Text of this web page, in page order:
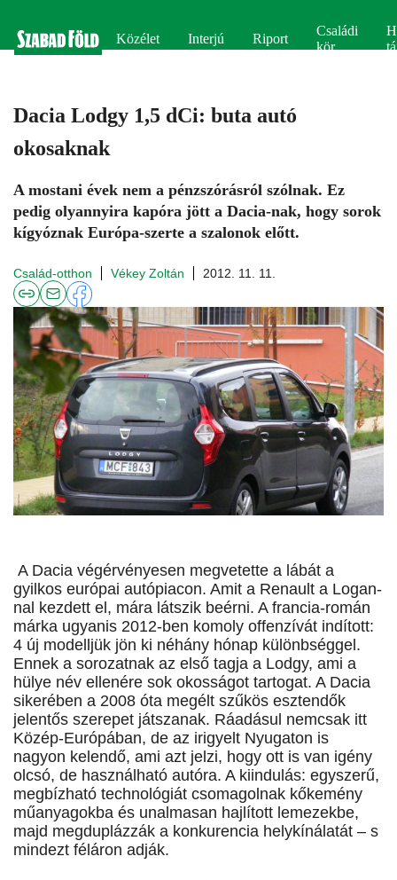
Közélet Interjú Riport
Családi
kör
Dacia Lodgy 1,5 dCi: buta autó
okosaknak
A mostani évek nem a pénzszórásról szólnak. Ez
pedig olyannyira kapóra jött a Dacia-nak, hogy sorok
kígyóznak Európa-szerte a szalonok előtt.
Család-otthon Vékey Zoltán 2012. 11. 11.
A Dacia végérvényesen megvetette a lábát a
gyilkos európai autópiacon. Amit a Renault a Logan-
nal kezdett el, mára látszik beérni. A francia-román
márka ugyanis 2012-ben komoly offenzívát indított:
4 új modelljük jön ki néhány hónap különbséggel.
Ennek a sorozatnak az első tagja a Lodgy, ami a
hülye név ellenére sok okosságot tartogat. A Dacia
sikerében a 2008 óta megélt szűkös esztendők
jelentős szerepet játszanak. Ráadásul nemcsak itt
Közép-Európában, de az irigyelt Nyugaton is
nagyon kelendő, ami azt jelzi, hogy ott is van igény
olcsó, de használható autóra. A kiindulás: egyszerű,
megbízható technológiát csomagolnak kőkemény
műanyagokba és unalmasan hajlított lemezekbe,
majd megduplázzák a konkurencia helykínálatát – s
mindezt féláron adják.